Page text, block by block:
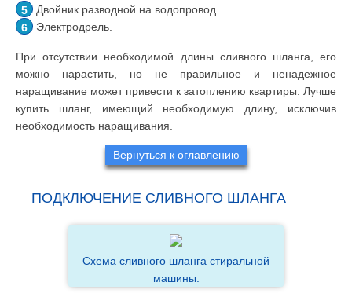
Двойник разводной на водопровод.
Электродрель.
При отсутствии необходимой длины сливного шланга, его
можно нарастить, но не правильное и ненадежное
наращивание может привести к затоплению квартиры. Лучше
купить шланг, имеющий необходимую длину, исключив
необходимость наращивания.
Вернуться к оглавлению
ПОДКЛЮЧЕНИЕ СЛИВНОГО ШЛАНГА
Схема сливного шланга стиральной
машины.